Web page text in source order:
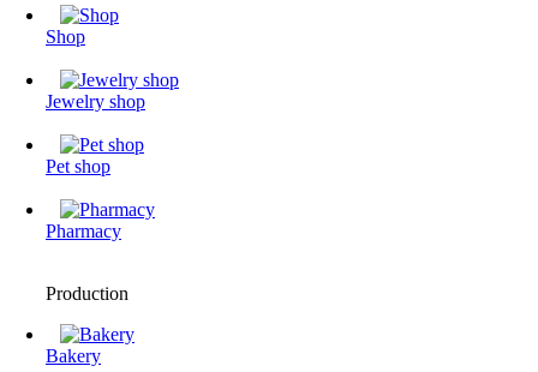
Shop
Jewelry shop
Pet shop
Pharmacy
Production
Bakery